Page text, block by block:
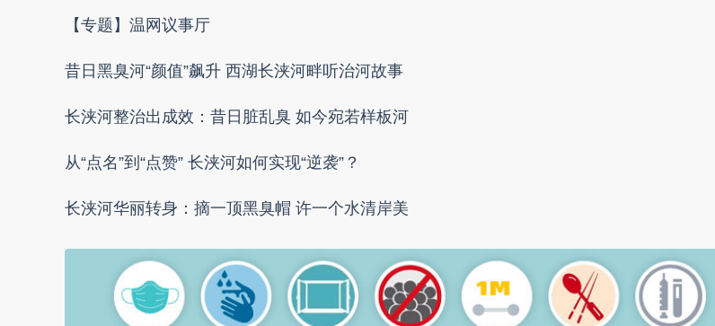
【专题】温网议事厅
昔日黑臭河“颜值”飙升 西湖长浃河畔听治河故事
长浃河整治出成效：昔日脏乱臭 如今宛若样板河
从“点名”到“点赞” 长浃河如何实现“逆袭”？
长浃河华丽转身：摘一顶黑臭帽 许一个水清岸美